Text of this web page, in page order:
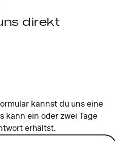
direkt
kannst du uns eine
kann ein oder zwei Tage
erhältst.